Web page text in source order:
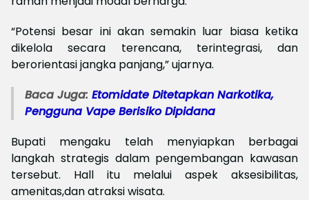
“Potensi besar ini akan semakin luar biasa ketika
dikelola secara terencana, terintegrasi, dan
berorientasi jangka panjang,” ujarnya.
Baca Juga: Etomidate Ditetapkan Narkotika,
Pengguna Vape Berisiko Dipidana
Bupati mengaku telah menyiapkan berbagai
langkah strategis dalam pengembangan kawasan
tersebut. Hall itu melalui aspek aksesibilitas,
amenitas,dan atraksi wisata.